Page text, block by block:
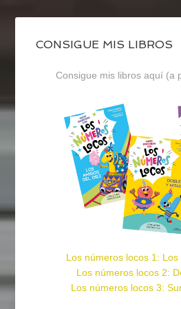
CONSIGUE MIS LIBROS
Consigue mis libros aquí (a
Los números locos 1:
Los números locos 2:
Los números locos 3: